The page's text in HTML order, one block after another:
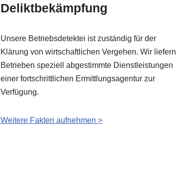
Deliktbekämpfung
Unsere Betriebsdetektei ist zuständig für der
Klärung von wirtschaftlichen Vergehen. Wir liefern
Betrieben speziell abgestimmte Dienstleistungen
einer fortschrittlichen Ermittlungsagentur zur
Verfügung.
Weitere Fakten aufnehmen >